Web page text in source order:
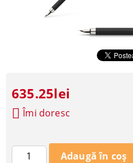
635.25lei
Îmi doresc